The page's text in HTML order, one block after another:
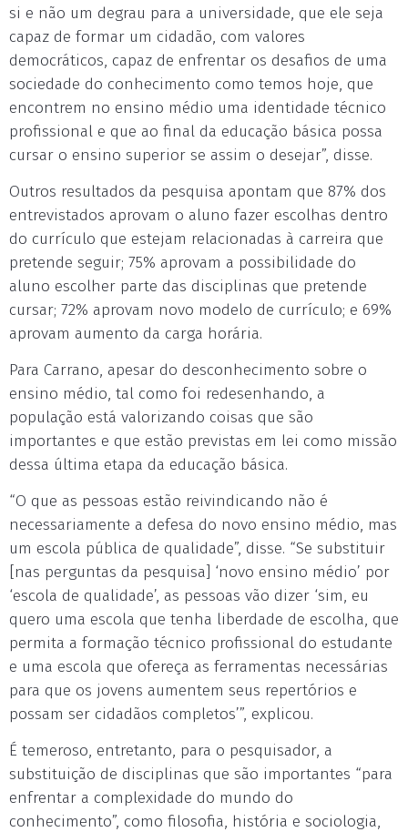
si e não um degrau para a universidade, que ele seja
capaz de formar um cidadão, com valores
democráticos, capaz de enfrentar os desafios de uma
sociedade do conhecimento como temos hoje, que
encontrem no ensino médio uma identidade técnico
profissional e que ao final da educação básica possa
cursar o ensino superior se assim o desejar”, disse.
Outros resultados da pesquisa apontam que 87% dos
entrevistados aprovam o aluno fazer escolhas dentro
do currículo que estejam relacionadas à carreira que
pretende seguir; 75% aprovam a possibilidade do
aluno escolher parte das disciplinas que pretende
cursar; 72% aprovam novo modelo de currículo; e 69%
aprovam aumento da carga horária.
Para Carrano, apesar do desconhecimento sobre o
ensino médio, tal como foi redesenhando, a
população está valorizando coisas que são
importantes e que estão previstas em lei como missão
dessa última etapa da educação básica.
“O que as pessoas estão reivindicando não é
necessariamente a defesa do novo ensino médio, mas
um escola pública de qualidade”, disse. “Se substituir
[nas perguntas da pesquisa] ‘novo ensino médio’ por
‘escola de qualidade’, as pessoas vão dizer ‘sim, eu
quero uma escola que tenha liberdade de escolha, que
permita a formação técnico profissional do estudante
e uma escola que ofereça as ferramentas necessárias
para que os jovens aumentem seus repertórios e
possam ser cidadãos completos’”, explicou.
É temeroso, entretanto, para o pesquisador, a
substituição de disciplinas que são importantes “para
enfrentar a complexidade do mundo do
conhecimento”, como filosofia, história e sociologia,